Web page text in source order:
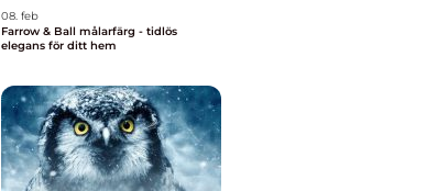
08. feb
Farrow & Ball målarfärg - tidlös
elegans för ditt hem